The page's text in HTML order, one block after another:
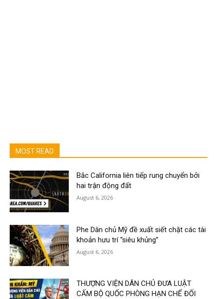
MOST READ
Bắc California liên tiếp rung chuyển bởi
hai trận động đất
August 6, 2026
Phe Dân chủ Mỹ đề xuất siết chặt các tài
khoản hưu trí “siêu khủng”
August 6, 2026
THƯỢNG VIỆN DÂN CHỦ ĐƯA LUẬT
CẤM BỘ QUỐC PHÒNG HẠN CHẾ ĐỐI